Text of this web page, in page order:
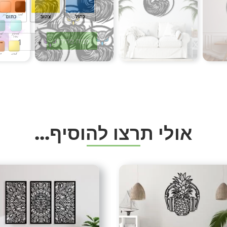
לרוב זה בהרבה פחות
צורת תליה:
התליה מתבצעת בעזרת
(השרות שלנו לא כולל תליה
המשלוחים עם שליח עד פתח
שיטות תשלום
אומנות,אומנות ברזל אומנות
לאומנות,גלריית עיצובים,
חנות עיצובים ,יוקרה, ייצור כחול
מתכת,יצירות קיר,יצירת אומנות
לעסק ,לקוחות ממליצים,
+
אולי תרצו להוסיף.
.
.